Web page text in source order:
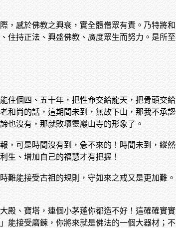
，感於佛教之興衰，實全體僧眾有責。乃特將
住持正法、興盛佛教、廣度眾生而努力。是所至
住個四、五十年，把性命交給龍天，把骨頭交
和尚的話，這期間未到，無故下山，那我不承
也沒有，那就敗壞靈巖山寺的形象了。
，可是時間沒有到，急不來的！時間未到，縱
生、增加自己的福慧才有把握！
難能接受古祖的規則，守如來之戒又是更加難
殿、寶塔，連個小茅蓬你都造不好！這確確實
能接受磨鍊，你將來就是佛法的一個大器材；